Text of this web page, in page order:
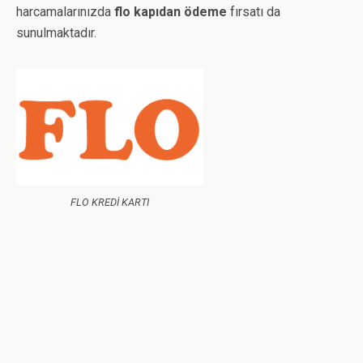
harcamalarınızda flo kapıdan ödeme fırsatı da
sunulmaktadır.
FLO KREDİ KARTI